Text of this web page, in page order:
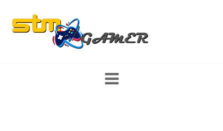
content
mobile และ PC มาแรง เกมใหม่ พร้อมแนะนำสเปคคอม อุปกรณ์เกม
มิ่ง เทคโนโลยี ที่สายเกมเมอร์ไม่ควรพลาด